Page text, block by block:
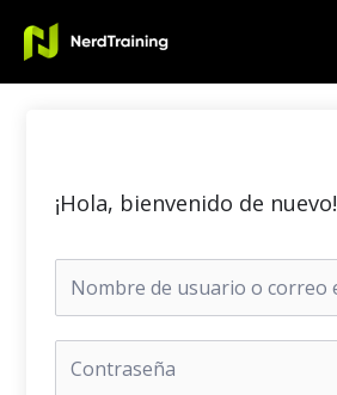
contenido
¡Hola, bienvenido de nuevo!